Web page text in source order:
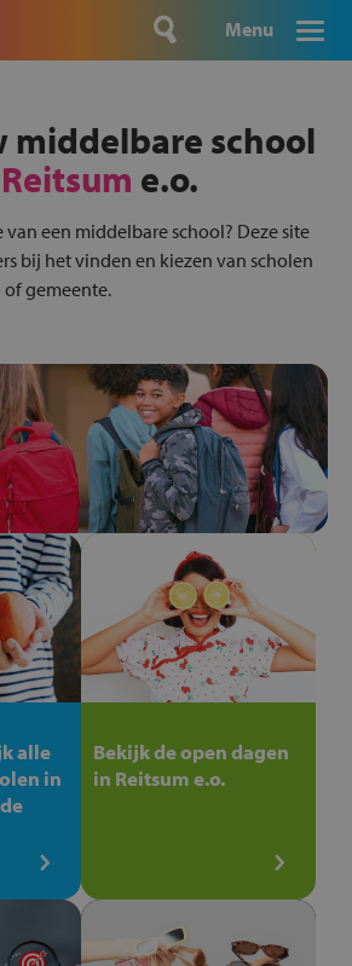
Menu
middelbare school
Reitsum e.o.
van een middelbare school? Deze site
bij het vinden en kiezen van scholen
gemeente.
alle
in
Bekijk de open dagen
in Reitsum e.o.